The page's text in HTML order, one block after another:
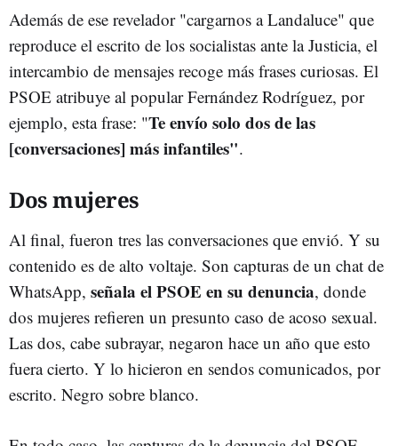
Además de ese revelador "cargarnos a Landaluce" que
reproduce el escrito de los socialistas ante la Justicia, el
intercambio de mensajes recoge más frases curiosas. El
PSOE atribuye al popular Fernández Rodríguez, por
ejemplo, esta frase: "Te envío solo dos de las
[conversaciones] más infantiles".
Dos mujeres
Al final, fueron tres las conversaciones que envió. Y su
contenido es de alto voltaje. Son capturas de un chat de
WhatsApp, señala el PSOE en su denuncia, donde
dos mujeres refieren un presunto caso de acoso sexual.
Las dos, cabe subrayar, negaron hace un año que esto
fuera cierto. Y lo hicieron en sendos comunicados, por
escrito. Negro sobre blanco.